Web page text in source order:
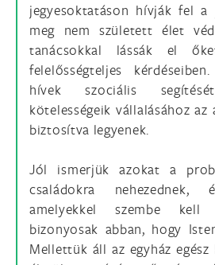
jegyesoktatáson hívják fel a
meg nem született élet
tanácsokkal lássák el
felelősségteljes
hívek szociális
kötelességeik vállalásához az
biztosítva legyenek.
Jól ismerjük azokat a
családokra
amelyekkel szembe kell
bizonyosak abban, hogy
Mellettük áll az egyház egész